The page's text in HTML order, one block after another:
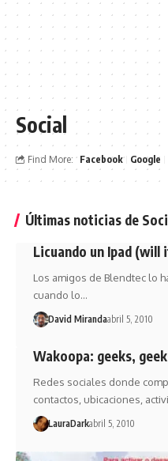
Social
Find More: Facebook Google
Últimas noticias de
Licuando un Ipad (will
Los amigos de Blendtec lo
cuando lo…
David Mirandaabril 5, 2010
Wakoopa: geeks,
Redes sociales donde
contactos, ubicaciones,
LauraDarkabril 5, 2010